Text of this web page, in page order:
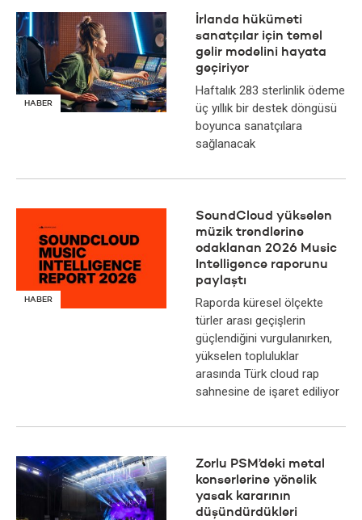
HABER
İrlanda hükümeti
sanatçılar için temel
gelir modelini hayata
geçiriyor
Haftalık 283 sterlinlik ödeme
üç yıllık bir destek döngüsü
boyunca sanatçılara
sağlanacak
HABER
SoundCloud yükselen
müzik trendlerine
odaklanan 2026 Music
Intelligence raporunu
paylaştı
Raporda küresel ölçekte
türler arası geçişlerin
güçlendiğini vurgulanırken,
yükselen topluluklar
arasında Türk cloud rap
sahnesine de işaret ediliyor
Zorlu PSM’deki metal
konserlerine yönelik
yasak kararının
düşündürdükleri